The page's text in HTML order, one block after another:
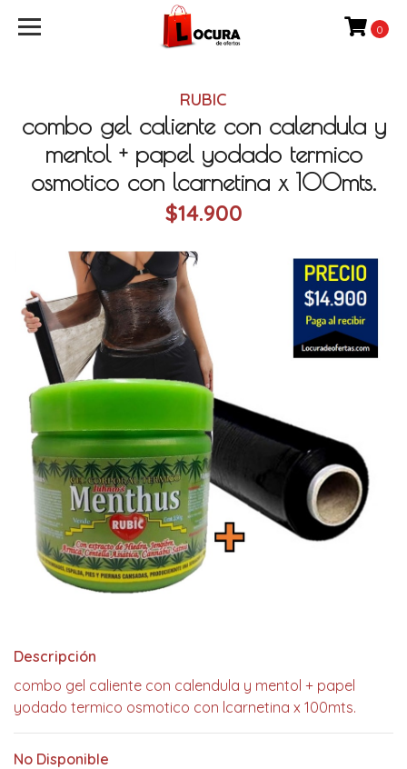
0
RUBIC
combo gel caliente con calendula y
mentol + papel yodado termico
osmotico con lcarnetina x 100mts.
$14.900
Descripción
combo gel caliente con calendula y mentol + papel
yodado termico osmotico con lcarnetina x 100mts.
No Disponible